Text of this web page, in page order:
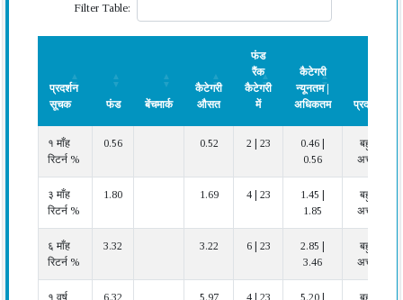
Filter Table:
प्रदर्शन
सूचक
फंड बेंचमार्क
कैटेगरी
औसत
फंड
रैंक
कैटेगरी
में
कैटेगरी
न्यूनतम |
अधिकतम
प्रदर्शन
सूचक
औसत
रैंक
न्यूनतम |
अधिकतम
१ माँह
रिटर्न %
0.56 0.52 2 | 23
0.46 |
0.56
बहुत
अच्छा
३ माँह
रिटर्न %
1.80 1.69 4 | 23
1.45 |
1.85
बहुत
अच्छा
६ माँह
रिटर्न %
3.32 3.22 6 | 23
2.85 |
3.46
बहुत
अच्छा
१ वर्ष
6.32 5.97 4 | 23
5.20 |
बहुत